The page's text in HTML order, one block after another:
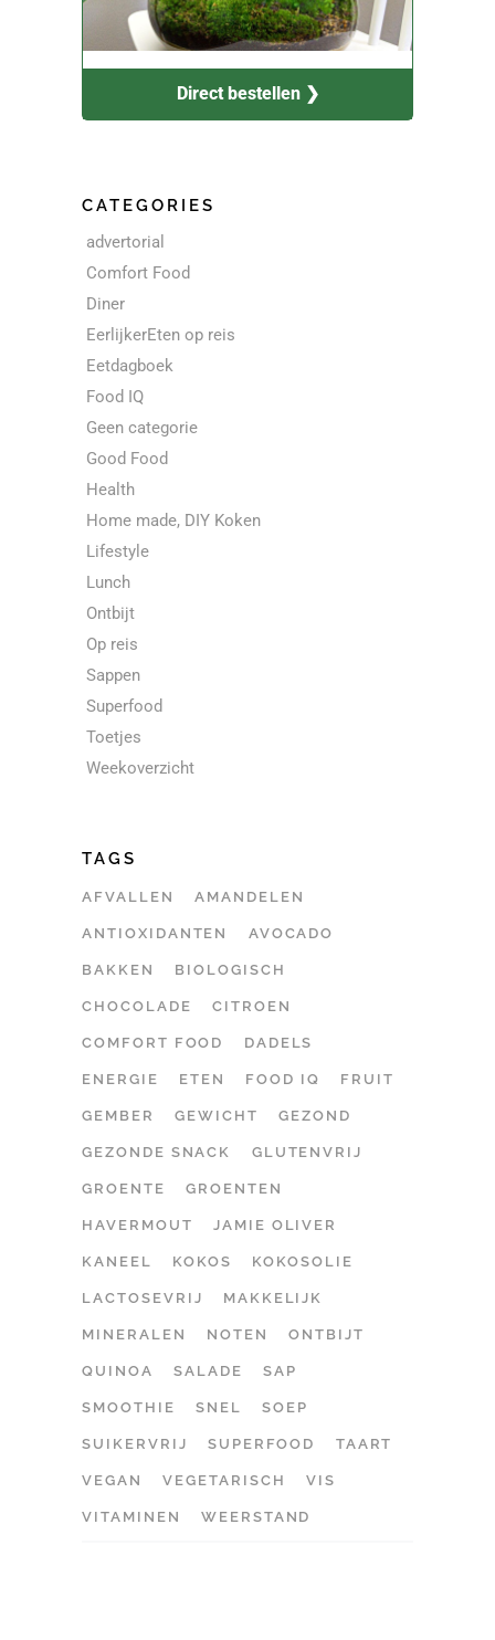
Direct bestellen ❯
CATEGORIES
advertorial
Comfort Food
Diner
EerlijkerEten op reis
Eetdagboek
Food IQ
Geen categorie
Good Food
Health
Home made, DIY Koken
Lifestyle
Lunch
Ontbijt
Op reis
Sappen
Superfood
Toetjes
Weekoverzicht
TAGS
AFVALLEN AMANDELEN
ANTIOXIDANTEN AVOCADO
BAKKEN BIOLOGISCH
CHOCOLADE CITROEN
COMFORT FOOD DADELS
ENERGIE ETEN FOOD IQ FRUIT
GEMBER GEWICHT GEZOND
GEZONDE SNACK GLUTENVRIJ
GROENTE GROENTEN
HAVERMOUT JAMIE OLIVER
KANEEL KOKOS KOKOSOLIE
LACTOSEVRIJ MAKKELIJK
MINERALEN NOTEN ONTBIJT
QUINOA SALADE SAP
SMOOTHIE SNEL SOEP
SUIKERVRIJ SUPERFOOD TAART
VEGAN VEGETARISCH VIS
VITAMINEN WEERSTAND